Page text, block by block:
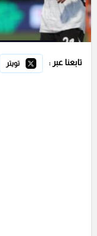
تابعنا عبر : تويتر